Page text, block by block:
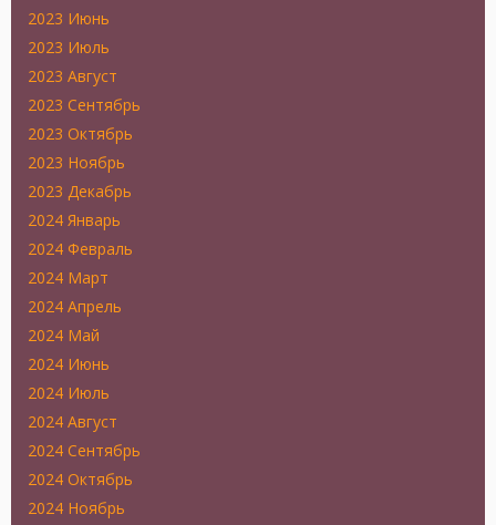
2023 Июнь
2023 Июль
2023 Август
2023 Сентябрь
2023 Октябрь
2023 Ноябрь
2023 Декабрь
2024 Январь
2024 Февраль
2024 Март
2024 Апрель
2024 Май
2024 Июнь
2024 Июль
2024 Август
2024 Сентябрь
2024 Октябрь
2024 Ноябрь